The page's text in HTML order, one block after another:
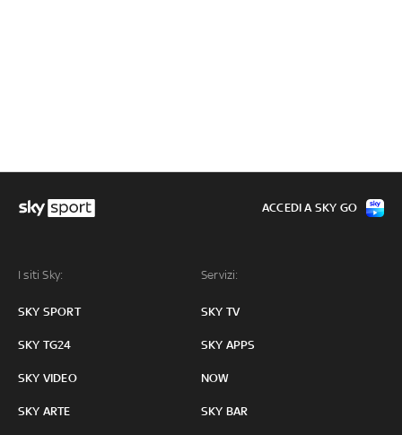
I siti Sky:
SKY SPORT
SKY TG24
SKY VIDEO
SKY ARTE
Servizi:
SKY TV
SKY APPS
NOW
SKY BAR
ACCEDI A SKY GO